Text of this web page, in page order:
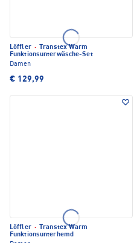
Löffler ·
Transtex Warm
Funktionsunterwäsche-Set
Damen
€ 129,99
Löffler ·
Transtex Warm
Funktionsunterhemd